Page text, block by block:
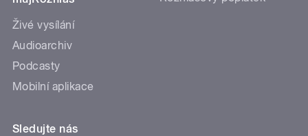
Živé vysílání
Audioarchiv
Podcasty
Mobilní aplikace
Sledujte nás